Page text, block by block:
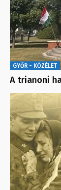
GYŐR - KÖZÉLET
A trianoni